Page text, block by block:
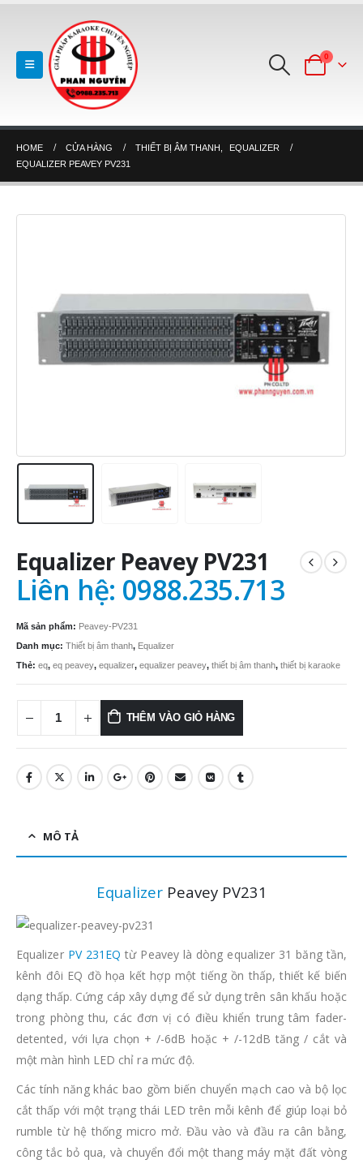
0
HOME CỬA HÀNG THIẾT BỊ ÂM THANH
EQUALIZER
EQUALIZER PEAVEY PV231
Equalizer Peavey PV231
Liên hệ: 0988.235.713
Mã sản phẩm: Peavey-PV231
Danh mục: Thiết bị âm thanh, Equalizer
Thẻ: eq, eq peavey, equalizer, equalizer peavey, thiết bị âm thanh, thiết bị karaoke
THÊM VÀO GIỎ HÀNG
MÔ TẢ
EqualizerPeavey PV231
Equalizer PV 231EQ từ Peavey là dòng equalizer 31 băng tần,
kênh đôi EQ đồ họa kết hợp một tiếng ồn thấp, thiết kế biến
dạng thấp. Cứng cáp xây dựng để sử dụng trên sân khấu hoặc
trong phòng thu, các đơn vị có điều khiển trung tâm fader-
detented, với lựa chọn + /-6dB hoặc + /-12dB tăng / cắt và
một màn hình LED chỉ ra mức độ.
Các tính năng khác bao gồm biến chuyển mạch cao và bộ lọc
cắt thấp với một trạng thái LED trên mỗi kênh để giúp loại bỏ
rumble từ hệ thống micro mở. Đầu vào và đầu ra cân bằng,
công tắc bỏ qua, và chuyển đổi một thang máy mặt đất vòng